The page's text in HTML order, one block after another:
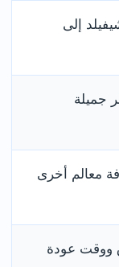
إلى
جميلة
معالم أخرى
ووقت عودة